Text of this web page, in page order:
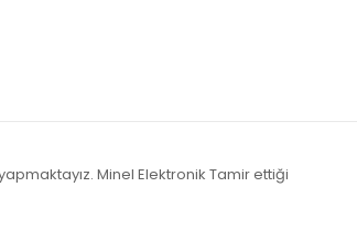
Minel Elektronik Tamir ettiği